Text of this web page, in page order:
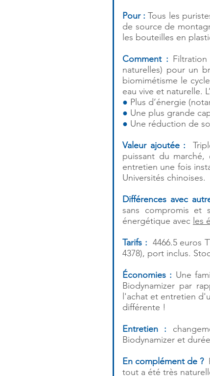
Pour :Tous les
de source de
les bouteilles en
Comment :
naturelles) pour un
biomimétisme le
eau vive et naturelle.
● Plus d’énergie
● Une plus grande
● Une réduction de
Valeur ajoutée :
puissant du
entretien une fois
Universités chinoises.
Différences avec
sans compromis et
énergétique avec les
Tarifs : 4466.5 euros
4378), port inclus.
Économies : Une
Biodynamizer par
l'achat et entretien
différente !
Entretien :
Biodynamizer et
En complément de ?
tout a été très